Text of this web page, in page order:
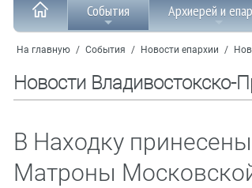
События Архиерей и
На главную / События / Новости епархии /
Новости Владивостокско-
В Находку
Матроны